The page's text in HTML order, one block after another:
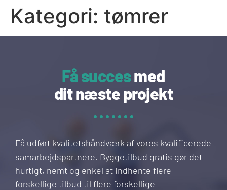
Kategori: tømrer
Få succesmed
dit næste projekt
Få udført kvalitetshåndværk af vores kvalificerede
samarbejdspartnere. Byggetilbud gratis gør det
hurtigt, nemt og enkel at indhente flere
forskellige tilbud til flere forskellige